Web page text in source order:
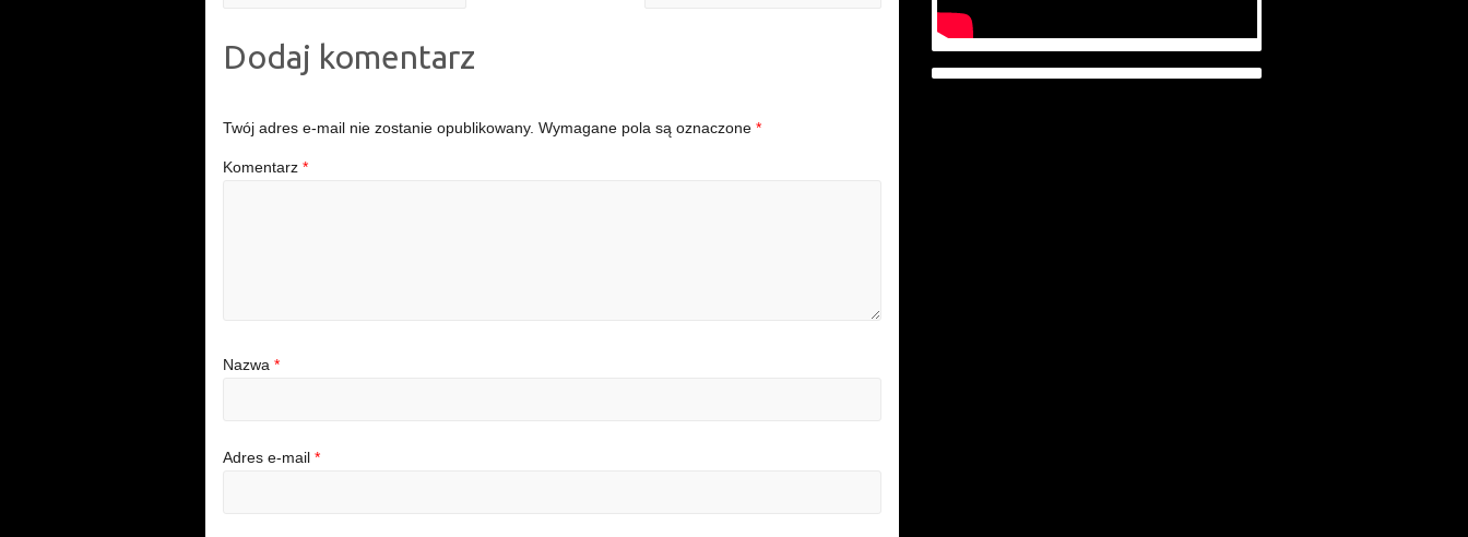
Dodaj komentarz
Twój adres e-mail nie zostanie opublikowany. Wymagane pola są oznaczone*
Komentarz*
Nazwa*
Adres e-mail*